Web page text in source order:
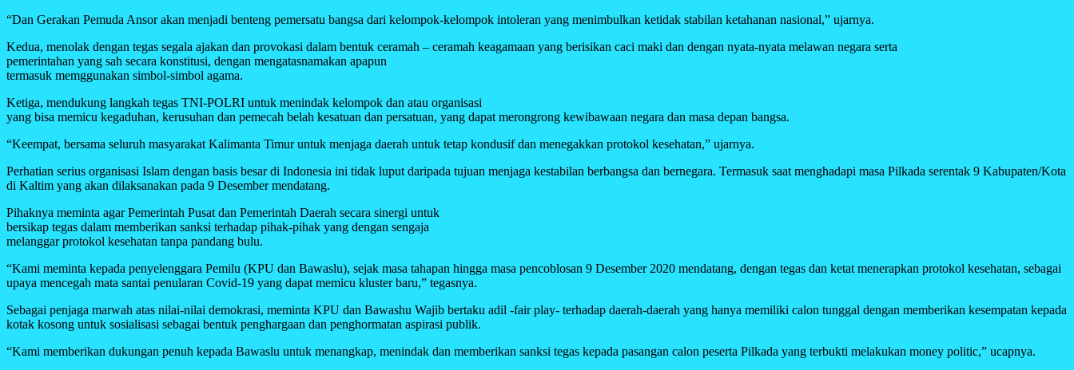
“Dan Gerakan Pemuda Ansor akan menjadi benteng pemersatu bangsa dari kelompok-kelompok intoleran yang menimbulkan ketidak stabilan ketahanan nasional,” ujarnya.
Kedua, menolak dengan tegas segala ajakan dan provokasi dalam bentuk ceramah – ceramah keagamaan yang berisikan caci maki dan dengan nyata-nyata melawan negara serta
pemerintahan yang sah secara konstitusi, dengan mengatasnamakan apapun
termasuk memggunakan simbol-simbol agama.
Ketiga, mendukung langkah tegas TNI-POLRI untuk menindak kelompok dan atau organisasi
yang bisa memicu kegaduhan, kerusuhan dan pemecah belah kesatuan dan persatuan, yang dapat merongrong kewibawaan negara dan masa depan bangsa.
“Keempat, bersama seluruh masyarakat Kalimanta Timur untuk menjaga daerah untuk tetap kondusif dan menegakkan protokol kesehatan,” ujarnya.
Perhatian serius organisasi Islam dengan basis besar di Indonesia ini tidak luput daripada tujuan menjaga kestabilan berbangsa dan bernegara. Termasuk saat menghadapi masa Pilkada serentak 9 Kabupaten/Kota
di Kaltim yang akan dilaksanakan pada 9 Desember mendatang.
Pihaknya meminta agar Pemerintah Pusat dan Pemerintah Daerah secara sinergi untuk
bersikap tegas dalam memberikan sanksi terhadap pihak-pihak yang dengan sengaja
melanggar protokol kesehatan tanpa pandang bulu.
“Kami meminta kepada penyelenggara Pemilu (KPU dan Bawaslu), sejak masa tahapan hingga masa pencoblosan 9 Desember 2020 mendatang, dengan tegas dan ketat menerapkan protokol kesehatan, sebagai
upaya mencegah mata santai penularan Covid-19 yang dapat memicu kluster baru,” tegasnya.
Sebagai penjaga marwah atas nilai-nilai demokrasi, meminta KPU dan Bawashu Wajib bertaku adil -fair play- terhadap daerah-daerah yang hanya memiliki calon tunggal dengan memberikan kesempatan kepada
kotak kosong untuk sosialisasi sebagai bentuk penghargaan dan penghormatan aspirasi publik.
“Kami memberikan dukungan penuh kepada Bawaslu untuk menangkap, menindak dan memberikan sanksi tegas kepada pasangan calon peserta Pilkada yang terbukti melakukan money politic,” ucapnya.